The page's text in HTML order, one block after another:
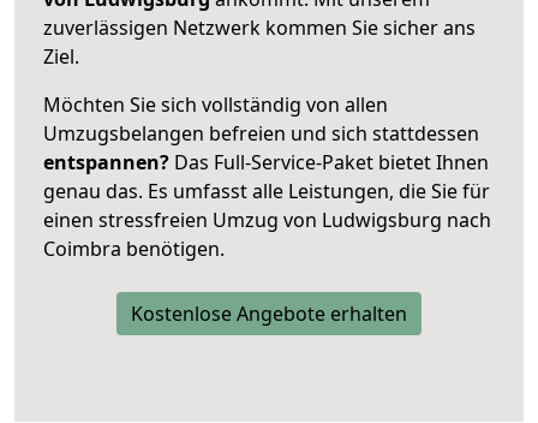
zuverlässigen Netzwerk kommen Sie sicher ans
Ziel.
Möchten Sie sich vollständig von allen
Umzugsbelangen befreien und sich stattdessen
entspannen? Das Full-Service-Paket bietet Ihnen
genau das. Es umfasst alle Leistungen, die Sie für
einen stressfreien Umzug von Ludwigsburg nach
Coimbra benötigen.
Kostenlose Angebote erhalten